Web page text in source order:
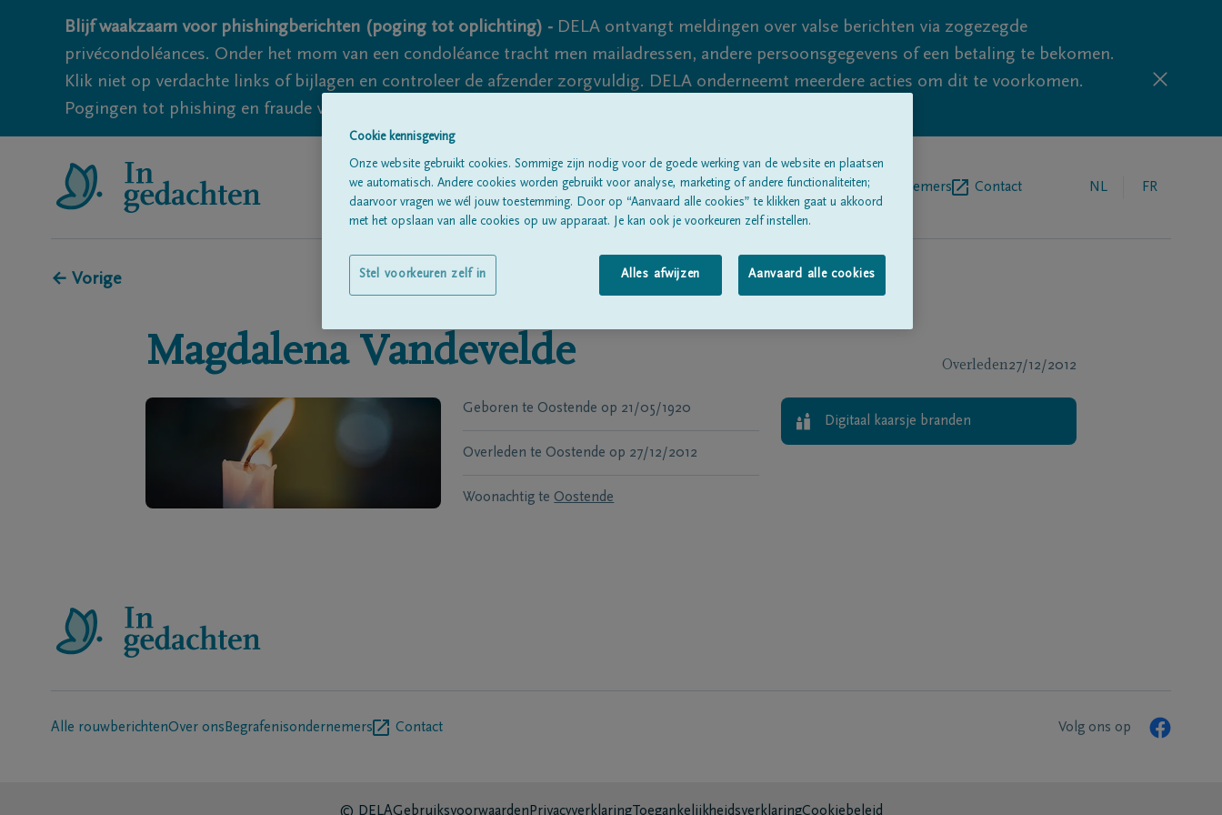
Blijf waakzaam voor phishingberichten (poging tot oplichting) - DELA ontvangt meldingen over valse berichten via zogezegde
privécondoléances. Onder het mom van een condoléance tracht men mailadressen, andere persoonsgegevens of een betaling te bekomen.
Klik niet op verdachte links of bijlagen en controleer de afzender zorgvuldig. DELA onderneemt meerdere acties om dit te voorkomen.
Pogingen tot phishing en fraude vallen echter nooit volledig uit te sluiten, dus blijf waakzaam.
Alle rouwberichten Over onsBegrafenisondernemers Contact NL FR
← Vorige
Magdalena Vandevelde Overleden27/12/2012
Geboren te Oostende op 21/05/1920
Overleden te Oostende op 27/12/2012
Woonachtig te Oostende
Digitaal kaarsje branden
Alle rouwberichtenOver ons Begrafenisondernemers Contact Volg ons op
© DELAGebruiksvoorwaarden Privacyverklaring ToegankelijkheidsverklaringCookiebeleid
Cookie kennisgeving
Onze website gebruikt cookies. Sommige zijn nodig voor de goede werking van de website en plaatsen
we automatisch. Andere cookies worden gebruikt voor analyse, marketing of andere functionaliteiten;
daarvoor vragen we wél jouw toestemming. Door op “Aanvaard alle cookies” te klikken gaat u akkoord
met het opslaan van alle cookies op uw apparaat. Je kan ook je voorkeuren zelf instellen.
Alles afwijzen Aanvaard alle cookies
Stel voorkeuren zelf in